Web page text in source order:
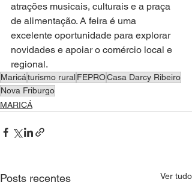
atrações musicais, culturais e a praça
de alimentação. A feira é uma
excelente oportunidade para explorar
novidades e apoiar o comércio local e
regional.
Maricáturismo ruralFEPROCasa Darcy Ribeiro
Nova Friburgo
MARICÁ
Posts recentes Ver tudo